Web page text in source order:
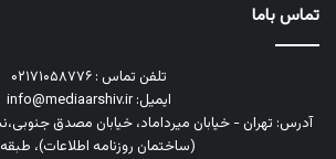
تماس باما
تلفن تماس : ۰۲۱۷۱۰۵۸۷۷۶
ایمیل: info@mediaarshiv.ir
(ساختمان روزنامه اطلاعات)، طبقه ۱۳